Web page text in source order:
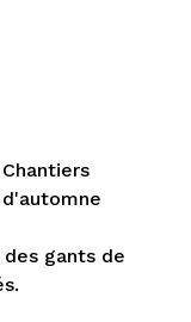
Chantiers
d'automne
des gants de